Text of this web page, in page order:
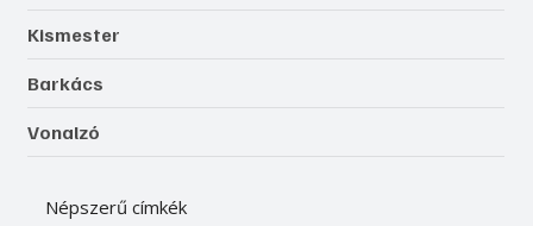
Kismester
Barkács
Vonalzó
Népszerű címkék